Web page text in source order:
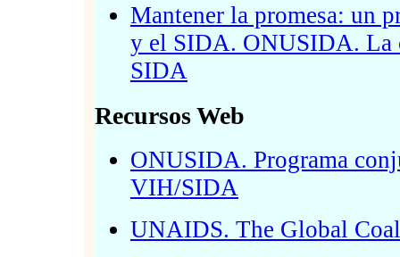
Mantener la promesa: un
y el SIDA. ONUSIDA. La
SIDA
Recursos Web
ONUSIDA. Programa
VIH/SIDA
UNAIDS. The Global